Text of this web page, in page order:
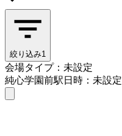
絞り込み1
会場タイプ：未設定
純心学園前駅日時：未設定